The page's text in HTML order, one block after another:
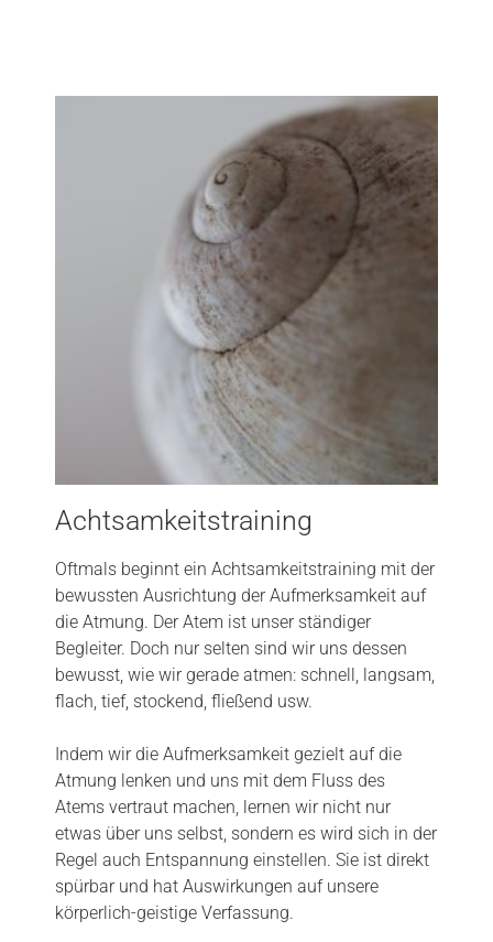
Achtsamkeitstraining
Oftmals beginnt ein Achtsamkeitstraining mit der
bewussten Ausrichtung der Aufmerksamkeit auf
die Atmung. Der Atem ist unser ständiger
Begleiter. Doch nur selten sind wir uns dessen
bewusst, wie wir gerade atmen: schnell, langsam,
flach, tief, stockend, fließend usw.
Indem wir die Aufmerksamkeit gezielt auf die
Atmung lenken und uns mit dem Fluss des
Atems vertraut machen, lernen wir nicht nur
etwas über uns selbst, sondern es wird sich in der
Regel auch Entspannung einstellen. Sie ist direkt
spürbar und hat Auswirkungen auf unsere
körperlich-geistige Verfassung.